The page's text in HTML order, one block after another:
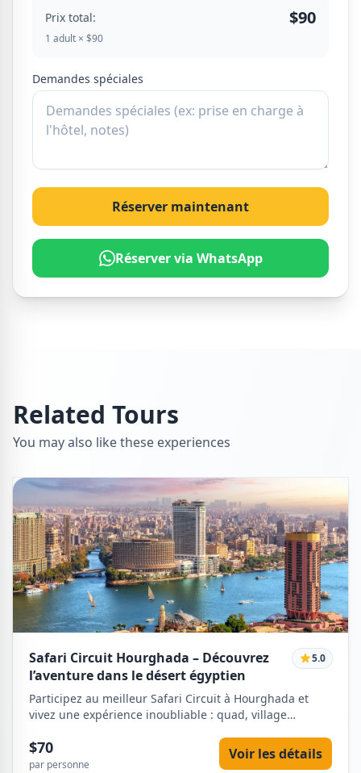
Prix total: $90
1 adult × $90
Demandes spéciales
Réserver maintenant
Réserver via WhatsApp
Related Tours
You may also like these experiences
Safari Circuit Hourghada – Découvrez
l’aventure dans le désert égyptien
5.0
Participez au meilleur Safari Circuit à Hourghada et
vivez une expérience inoubliable : quad, village
dans le désert. Une aventure mêlant adrénaline,
culture et paysages magiques.
$70
par personne
Voir les détails